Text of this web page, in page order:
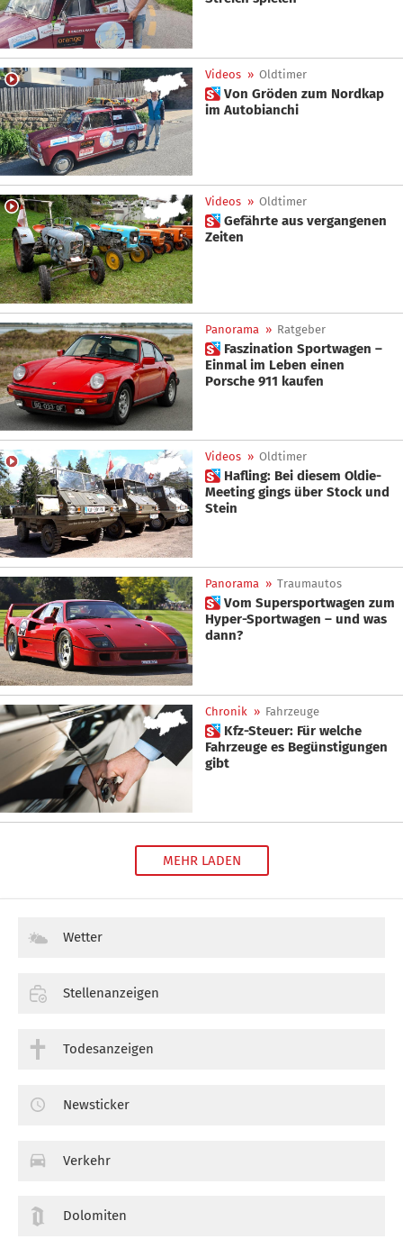
Videos » Oldtimer
 Von Gröden zum Nordkap
im Autobianchi
Videos » Oldtimer
 Gefährte aus vergangenen
Zeiten
Panorama » Ratgeber
 Faszination Sportwagen –
Einmal im Leben einen
Porsche 911 kaufen
Videos » Oldtimer
 Hafling: Bei diesem Oldie-
Meeting gings über Stock und
Stein
Panorama » Traumautos
 Vom Supersportwagen zum
Hyper-Sportwagen – und was
dann?
Chronik » Fahrzeuge
 Kfz-Steuer: Für welche
Fahrzeuge es Begünstigungen
gibt
MEHR LADEN
Wetter
Stellenanzeigen
Todesanzeigen
Newsticker
Verkehr
Dolomiten